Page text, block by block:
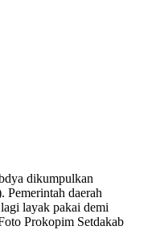
dikumpulkan
Pemerintah daerah
layak pakai demi
Prokopim Setdakab